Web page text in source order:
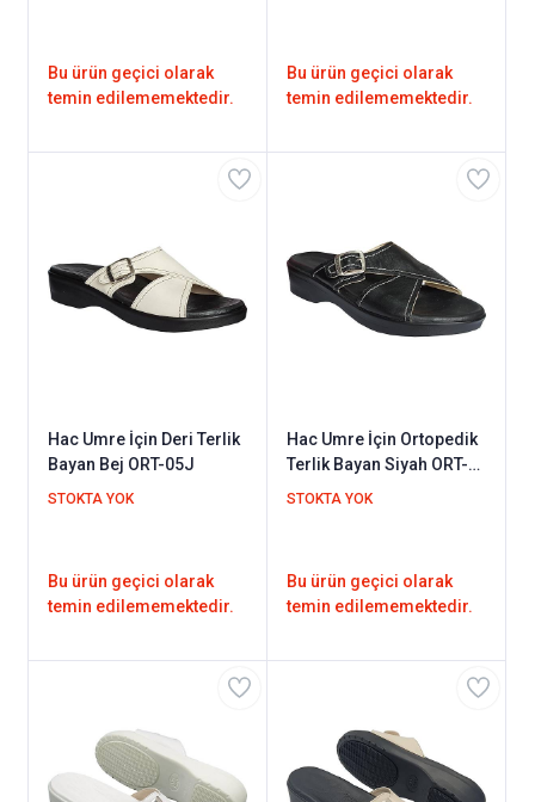
Bu ürün geçici olarak
temin edilememektedir.
Bu ürün geçici olarak
temin edilememektedir.
Hac Umre İçin Deri Terlik
Bayan Bej ORT-05J
STOKTA YOK
Bu ürün geçici olarak
temin edilememektedir.
Hac Umre İçin Ortopedik
Terlik Bayan Siyah ORT-
05S
STOKTA YOK
Bu ürün geçici olarak
temin edilememektedir.